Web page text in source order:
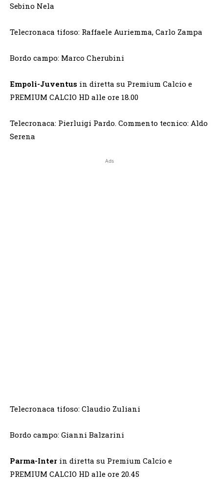
Sebino Nela
Telecronaca tifoso: Raffaele Auriemma, Carlo Zampa
Bordo campo: Marco Cherubini
Empoli-Juventus in diretta su Premium Calcio e
PREMIUM CALCIO HD alle ore 18.00
Telecronaca: Pierluigi Pardo. Commento tecnico: Aldo
Serena
Ads
Telecronaca tifoso: Claudio Zuliani
Bordo campo: Gianni Balzarini
Parma-Inter in diretta su Premium Calcio e
PREMIUM CALCIO HD alle ore 20.45